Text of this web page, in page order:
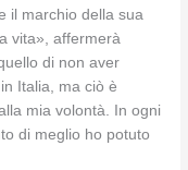
il marchio della sua
vita», affermerà
di non aver
Italia, ma ciò è
mia volontà. In ogni
di meglio ho potuto